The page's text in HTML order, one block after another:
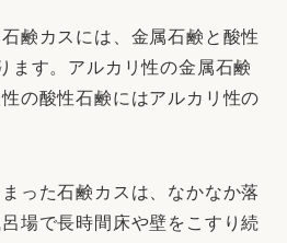
鹸カスには、金属石鹸と酸性
ます。アルカリ性の金属石鹸
の酸性石鹸にはアルカリ性の
った石鹸カスは、なかなか落
場で長時間床や壁をこすり続